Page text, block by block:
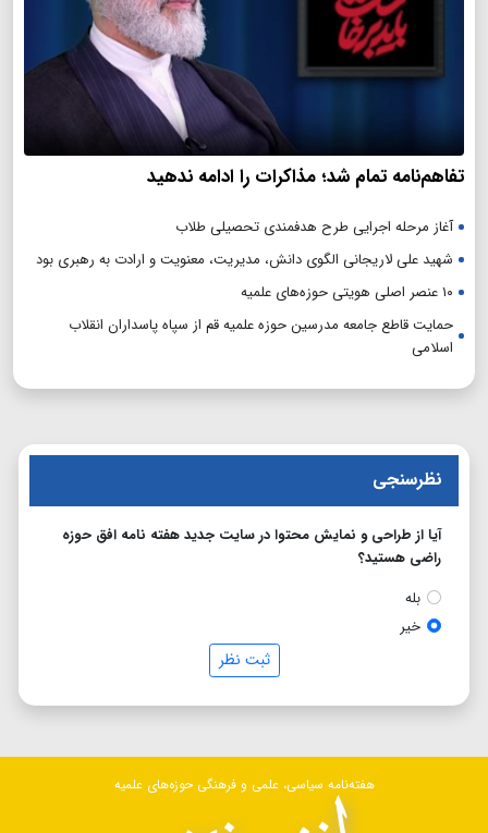
تفاهم‌نامه تمام شد؛ مذاکرات را ادامه ندهید
آغاز مرحله اجرایی طرح هدفمندی تحصیلی طلاب
شهید علی لاریجانی الگوی دانش، مدیریت، معنویت و ارادت به رهبری بود
۱۰ عنصر اصلی هویتی حوزه‌های علمیه
حمایت قاطع جامعه مدرسین حوزه علمیه قم از سپاه پاسداران انقلاب
اسلامی
نظرسنجی
آیا از طراحی و نمایش محتوا در سایت جدید هفته نامه افق حوزه
راضی هستید؟
بله
خیر
ثبت نظر
هفته‌نامه سیاسی، علمی و فرهنگی حوزه‌های علمیه